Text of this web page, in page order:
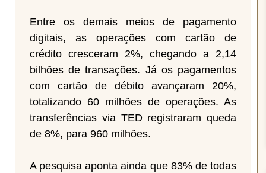
Entre os demais meios de pagamento
digitais, as operações com cartão de
crédito cresceram 2%, chegando a 2,14
bilhões de transações. Já os pagamentos
com cartão de débito avançaram 20%,
totalizando 60 milhões de operações. As
transferências via TED registraram queda
de 8%, para 960 milhões.
A pesquisa aponta ainda que 83% de todas